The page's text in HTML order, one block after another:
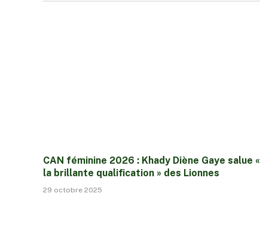
CAN féminine 2026 : Khady Diène Gaye salue «
la brillante qualification » des Lionnes
29 octobre 2025